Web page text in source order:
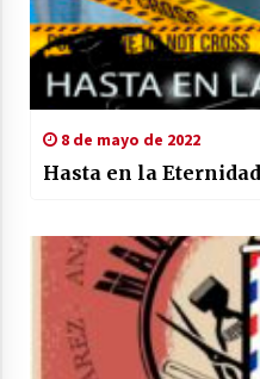
8 de mayo de 2022
Hasta en la Eternidad